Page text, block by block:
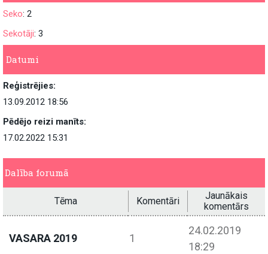
Seko: 2
Sekotāji: 3
Datumi
Reģistrējies:
13.09.2012 18:56
Pēdējo reizi manīts:
17.02.2022 15:31
Dalība forumā
Tēma Komentāri
Jaunākais
komentārs
VASARA 2019 1
24.02.2019
18:29